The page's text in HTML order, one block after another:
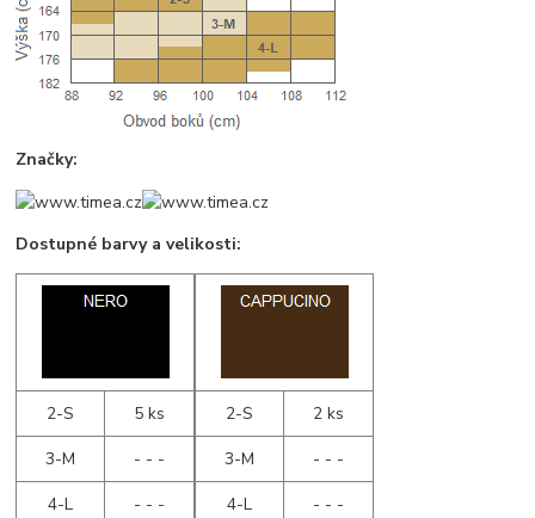
Značky:
Dostupné barvy a velikosti:
2-S
5 ks
3-M
- - -
4-L
- - -
2-S
2 ks
3-M
- - -
4-L
- - -